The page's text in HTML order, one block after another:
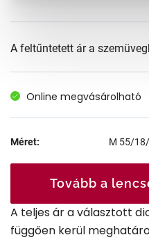
A feltűntetett ár a
Online megvásárolható
Méret: M 55/
Tovább a
A teljes ár a választott
függően kerül